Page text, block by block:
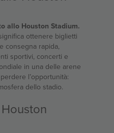
allo Houston Stadium.
ottenere biglietti
consegna rapida,
sportivi, concerti e
in una delle arene
l’opportunità:
dello stadio.